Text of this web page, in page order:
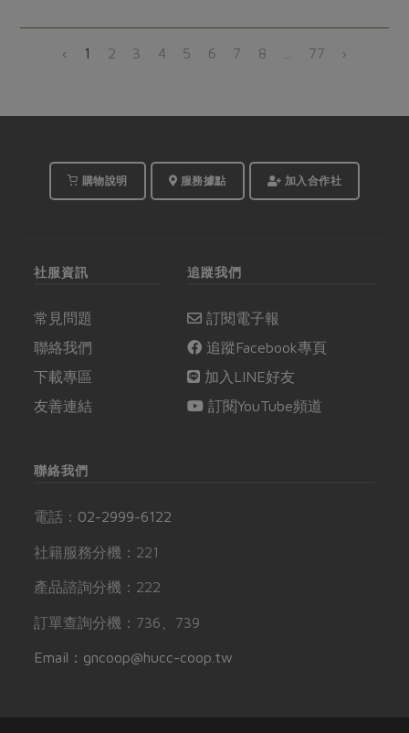
‹ 1 2 3 4 5 6 7 8 77 ›
購物說明 服務據點 加入合作社
社服資訊
常見問題
聯絡我們
下載專區
友善連結
追蹤我們
訂閱電子報
追蹤Facebook專頁
加入LINE好友
訂閱YouTube頻道
聯絡我們
電話： 02-2999-6122
社籍服務分機：221
產品諮詢分機：222
訂單查詢分機：736、739
Email：gncoop@hucc-coop.tw